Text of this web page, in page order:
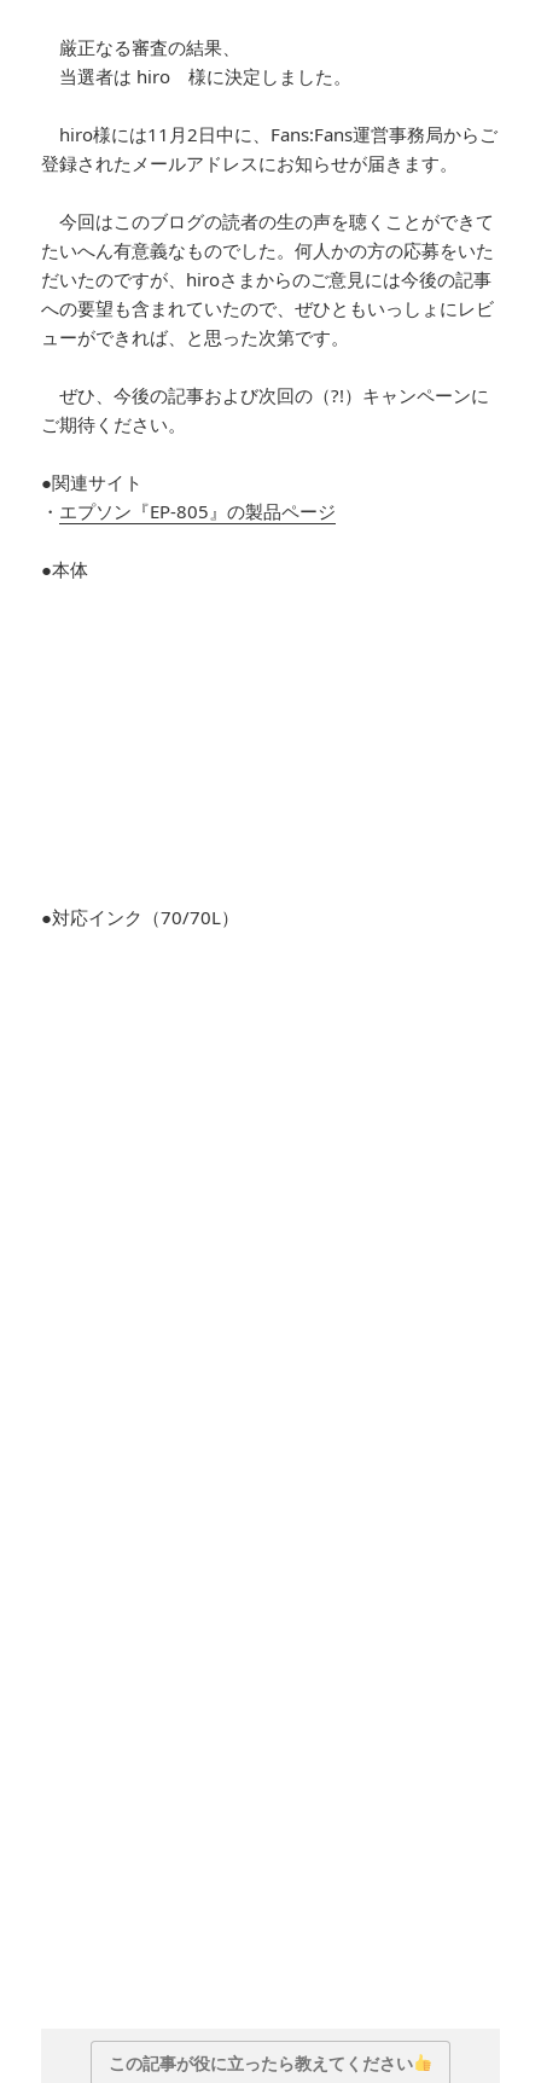
厳正なる審査の結果、
当選者は hiro 様に決定しました。
hiro様には11月2日中に、Fans:Fans運営事務局からご
登録されたメールアドレスにお知らせが届きます。
今回はこのブログの読者の生の声を聴くことができて
たいへん有意義なものでした。何人かの方の応募をいた
だいたのですが、hiroさまからのご意見には今後の記事
への要望も含まれていたので、ぜひともいっしょにレビ
ューができれば、と思った次第です。
ぜひ、今後の記事および次回の（?!）キャンペーンに
ご期待ください。
●関連サイト
・ エプソン『EP-805』の製品ページ
●本体
●対応インク（70/70L）
この記事が役に立ったら教えてください